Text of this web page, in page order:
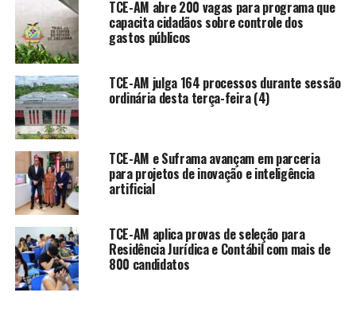
TCE-AM abre 200 vagas para programa que
capacita cidadãos sobre controle dos
gastos públicos
TCE-AM julga 164 processos durante sessão
ordinária desta terça-feira (4)
TCE-AM e Suframa avançam em parceria
para projetos de inovação e inteligência
artificial
TCE-AM aplica provas de seleção para
Residência Jurídica e Contábil com mais de
800 candidatos